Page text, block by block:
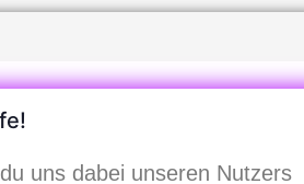
uns dabei unseren Nutzers